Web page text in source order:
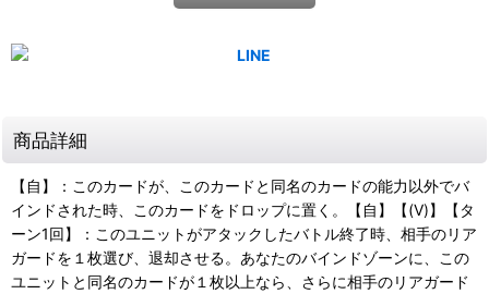
商品詳細
【自】：このカードが、このカードと同名のカードの能力以外でバ
インドされた時、このカードをドロップに置く。【自】【(V)】【タ
ーン1回】：このユニットがアタックしたバトル終了時、相手のリア
ガードを１枚選び、退却させる。あなたのバインドゾーンに、この
ユニットと同名のカードが１枚以上なら、さらに相手のリアガード